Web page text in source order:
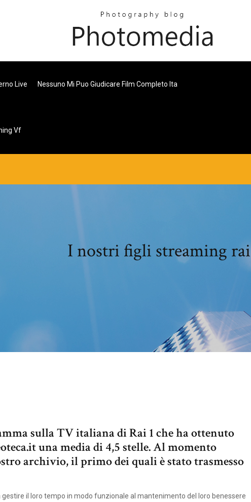
Live Nessuno Mi Puo Giudicare Film Completo Ita
Vf
I nostri figli streaming rai
sulla TV italiana di Rai 1 che ha ottenuto
una media di 4,5 stelle. Al momento
archivio, il primo dei quali è stato trasmesso
gestire il loro tempo in modo funzionale al mantenimento del loro benessere